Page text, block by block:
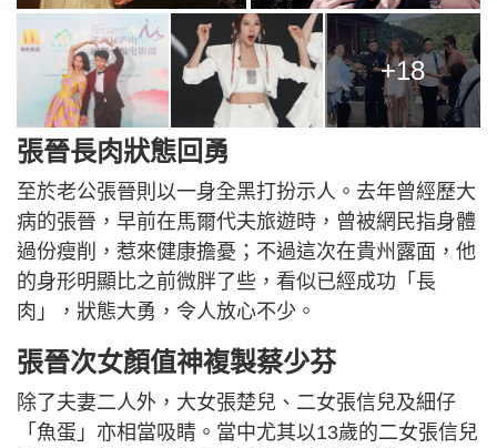
+18
張晉長肉狀態回勇
至於老公張晉則以一身全黑打扮示人。去年曾經歷大
病的張晉，早前在馬爾代夫旅遊時，曾被網民指身體
過份瘦削，惹來健康擔憂；不過這次在貴州露面，他
的身形明顯比之前微胖了些，看似已經成功「長
肉」，狀態大勇，令人放心不少。
張晉次女顏值神複製蔡少芬
除了夫妻二人外，大女張楚兒、二女張信兒及細仔
「魚蛋」亦相當吸睛。當中尤其以13歲的二女張信兒